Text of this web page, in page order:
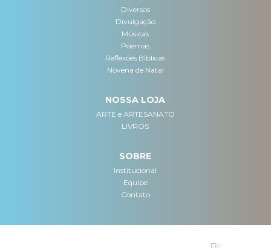
Diversos
Divulgação
Músicas
Poemas
Reflexões Bíblicas
Novena de Natal
NOSSA LOJA
ARTE e ARTESANATO
LIVROS
SOBRE
Institucional
Equipe
Contato